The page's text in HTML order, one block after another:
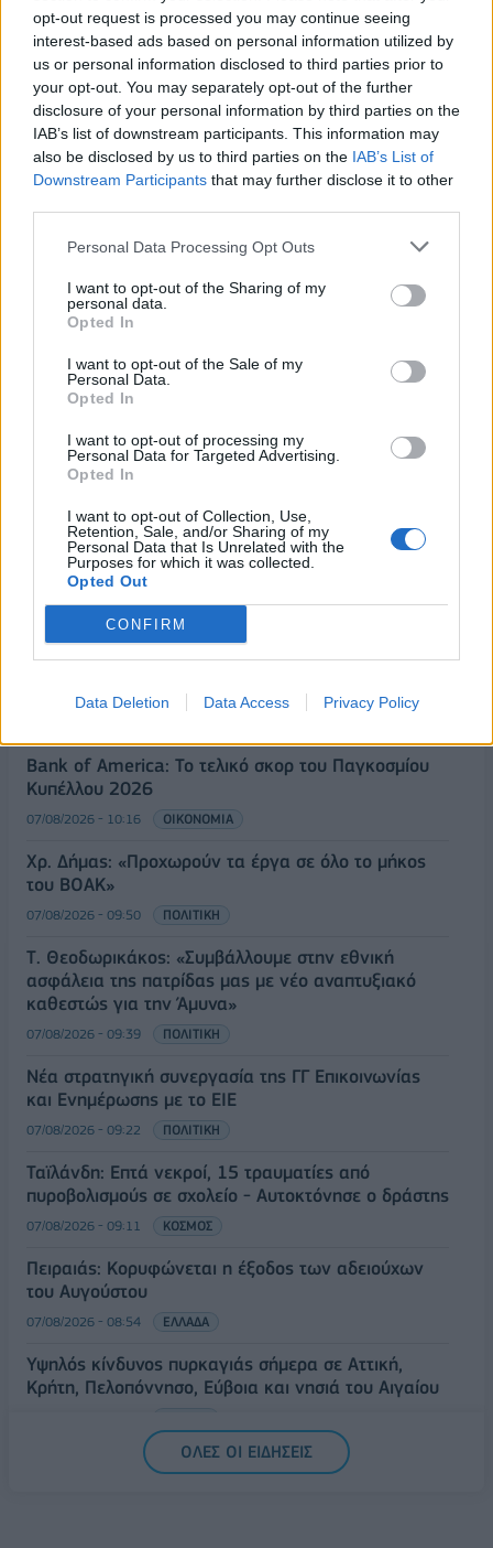
opt-out request is processed you may continue seeing
interest-based ads based on personal information utilized by
us or personal information disclosed to third parties prior to
your opt-out. You may separately opt-out of the further
disclosure of your personal information by third parties on the
IAB’s list of downstream participants. This information may
also be disclosed by us to third parties on the IAB’s List of
Downstream Participants that may further disclose it to other
Personal Data Processing Opt Outs
I want to opt-out of the Sharing of my
personal data.
Opted In
I want to opt-out of the Sale of my
Personal Data.
Opted In
I want to opt-out of processing my
Personal Data for Targeted Advertising.
Opted In
I want to opt-out of Collection, Use,
Retention, Sale, and/or Sharing of my
Personal Data that Is Unrelated with the
Purposes for which it was collected.
Opted Out
CONFIRM
Data Deletion Data Access Privacy Policy
10/09/2015 - 03:00
ΡΟΗ ΕΙΔΗΣΕΩΝ
Έρευνα ΕΟΤ: Η Ελλάδα στις κορυφαίες επιλογές
των Ευρωπαίων ταξιδιωτών
07/08/2026 - 10:56
Ειδικό Χωροταξικό Πλαίσιο για τον Τουρισμό:
Στρατηγικό εργαλείο για βιώσιμη τουριστική
ανάπτυξη
07/08/2026 - 10:43 ΠΟΛΙΤΙΚΗ
ΣΤΑΣΥ: 29,4 χλμ. νέων σιδηροτροχιών στο Μετρό
αναβάθμισης
Bank of America: Το τελικό σκορ του Παγκοσμίου
Κυπέλλου 2026
07/08/2026 - 10:16 ΟΙΚΟΝΟΜΙΑ
Χρ. Δήμας: «Προχωρούν τα έργα σε όλο το μήκος
του ΒΟΑΚ»
07/08/2026 - 09:50 ΠΟΛΙΤΙΚΗ
Τ. Θεοδωρικάκος: «Συμβάλλουμε στην εθνική
ασφάλεια της πατρίδας μας με νέο αναπτυξιακό
καθεστώς για την Άμυνα»
07/08/2026 - 09:39 ΠΟΛΙΤΙΚΗ
Νέα στρατηγική συνεργασία της ΓΓ Επικοινωνίας
και Ενημέρωσης με το ΕΙΕ
07/08/2026 - 09:22 ΠΟΛΙΤΙΚΗ
Ταϊλάνδη: Επτά νεκροί, 15 τραυματίες από
πυροβολισμούς σε σχολείο - Αυτοκτόνησε ο δράστης
07/08/2026 - 09:11 ΚΟΣΜΟΣ
Πειραιάς: Κορυφώνεται η έξοδος των αδειούχων
του Αυγούστου
07/08/2026 - 08:54 ΕΛΛΑΔΑ
Υψηλός κίνδυνος πυρκαγιάς σήμερα σε Αττική,
Κρήτη, Πελοπόννησο, Εύβοια και νησιά του Αιγαίου
ΟΛΕΣ ΟΙ ΕΙΔΗΣΕΙΣ